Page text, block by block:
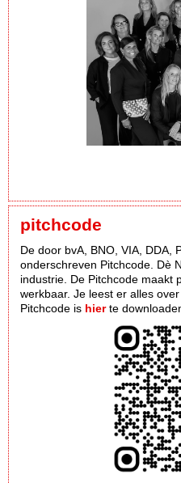
pitchcode
De door bvA, BNO, VIA, DDA,
onderschreven Pitchcode. Dè
industrie. De Pitchcode maakt
werkbaar. Je leest er alles over
Pitchcode is hierte